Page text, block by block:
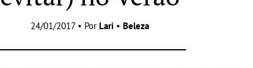
24/01/2017 • Por Lari • Beleza